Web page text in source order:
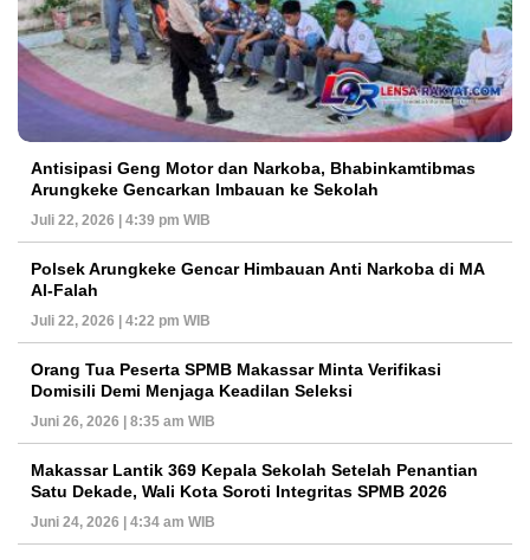
Antisipasi Geng Motor dan Narkoba, Bhabinkamtibmas
Arungkeke Gencarkan Imbauan ke Sekolah
Juli 22, 2026 | 4:39 pm WIB
Polsek Arungkeke Gencar Himbauan Anti Narkoba di MA
Al-Falah
Juli 22, 2026 | 4:22 pm WIB
Orang Tua Peserta SPMB Makassar Minta Verifikasi
Domisili Demi Menjaga Keadilan Seleksi
Juni 26, 2026 | 8:35 am WIB
Makassar Lantik 369 Kepala Sekolah Setelah Penantian
Satu Dekade, Wali Kota Soroti Integritas SPMB 2026
Juni 24, 2026 | 4:34 am WIB